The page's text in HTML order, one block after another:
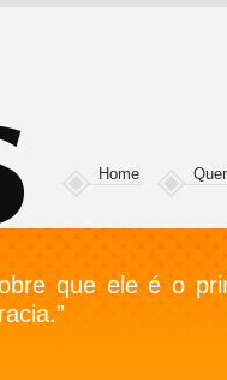
Home
que ele é o